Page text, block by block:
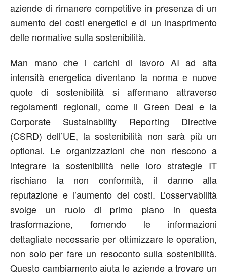
aziende di rimanere competitive in presenza di un
aumento dei costi energetici e di un inasprimento
delle normative sulla sostenibilità.
Man mano che i carichi di lavoro AI ad alta
intensità energetica diventano la norma e nuove
quote di sostenibilità si affermano attraverso
regolamenti regionali, come il Green Deal e la
Corporate Sustainability Reporting Directive
(CSRD) dell’UE, la sostenibilità non sarà più un
optional. Le organizzazioni che non riescono a
integrare la sostenibilità nelle loro strategie IT
rischiano la non conformità, il danno alla
reputazione e l’aumento dei costi. L’osservabilità
svolge un ruolo di primo piano in questa
trasformazione, fornendo le informazioni
dettagliate necessarie per ottimizzare le operation,
non solo per fare un resoconto sulla sostenibilità.
Questo cambiamento aiuta le aziende a trovare un